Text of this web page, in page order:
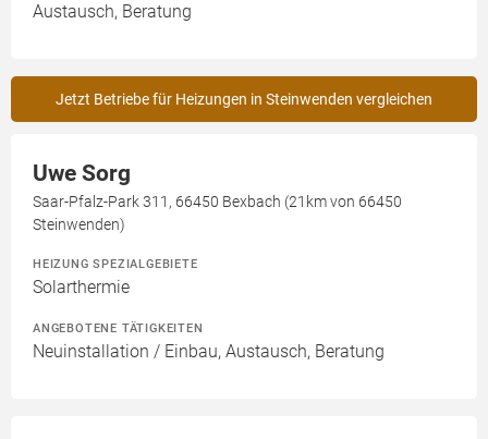
Austausch, Beratung
Jetzt Betriebe für Heizungen in Steinwenden vergleichen
Uwe Sorg
Saar-Pfalz-Park 311, 66450 Bexbach (21km von 66450
Steinwenden)
HEIZUNG SPEZIALGEBIETE
Solarthermie
ANGEBOTENE TÄTIGKEITEN
Neuinstallation / Einbau, Austausch, Beratung